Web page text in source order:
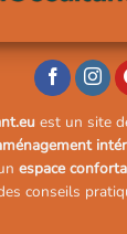
est un site
espace
conseils